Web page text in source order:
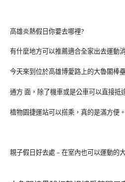
高雄炎熱假日你要去哪裡?
有什麼地方可以推薦適合全家出去運動
今天來到位於高雄博愛路上的大魯閣棒
通方 面，除了機車或是公車可以直接抵
植物園捷運站可以搭乘，真的是滿方便。
親子假日好去處 – 在室內也可以運動的